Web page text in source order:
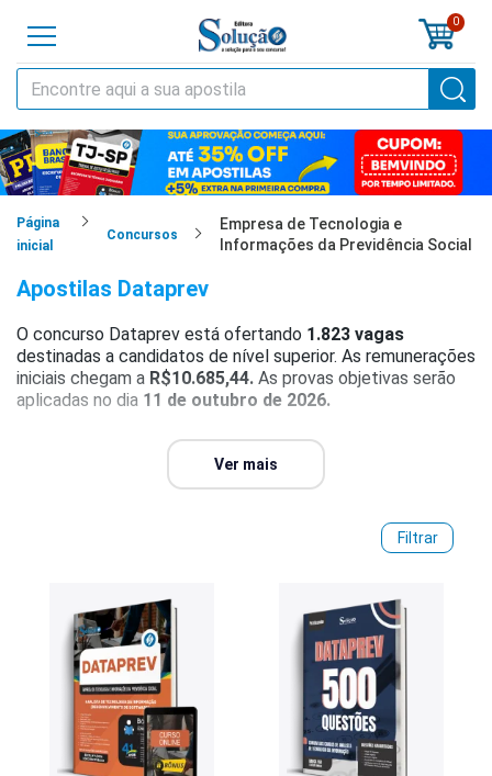
0
Página
inicial
Concursos
Empresa de Tecnologia e
Informações da Previdência Social
Apostilas Dataprev
O concurso Dataprev está ofertando 1.823 vagas
destinadas a candidatos de nível superior. As remunerações
iniciais chegam a R$10.685,44. As provas objetivas serão
aplicadas no dia 11 de outubro de 2026.
Para mais detalhes, consulte oguia completo
Dataprev, que reúne informações atualizadas sobre a
situação do certame, requisitos, salários e demais
preparatórios disponíveis e adquira sua apostila Dataprev!
Ver mais
Filtrar